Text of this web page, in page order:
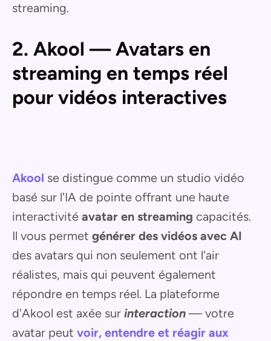
streaming.
2. Akool — Avatars en
streaming en temps réel
pour vidéos interactives
Akool se distingue comme un studio vidéo
basé sur l'IA de pointe offrant une haute
interactivité avatar en streaming capacités.
Il vous permet générer des vidéos avec AI
des avatars qui non seulement ont l'air
réalistes, mais qui peuvent également
répondre en temps réel. La plateforme
d'Akool est axée sur interaction — votre
avatar peut voir, entendre et réagir aux